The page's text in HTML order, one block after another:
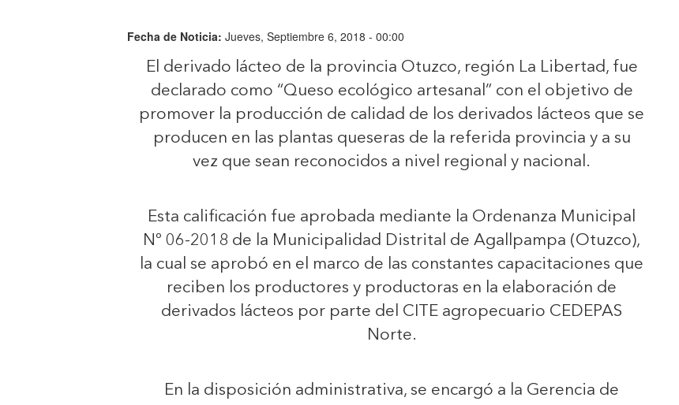
Fecha de Noticia:Jueves, Septiembre 6, 2018 - 00:00
El derivado lácteo de la provincia Otuzco, región La Libertad, fue
declarado como “Queso ecológico artesanal” con el objetivo de
promover la producción de calidad de los derivados lácteos que se
producen en las plantas queseras de la referida provincia y a su
vez que sean reconocidos a nivel regional y nacional.
Esta calificación fue aprobada mediante la Ordenanza Municipal
Nº 06-2018 de la Municipalidad Distrital de Agallpampa (Otuzco),
la cual se aprobó en el marco de las constantes capacitaciones que
reciben los productores y productoras en la elaboración de
derivados lácteos por parte del CITE agropecuario CEDEPAS
Norte.
En la disposición administrativa, se encargó a la Gerencia de